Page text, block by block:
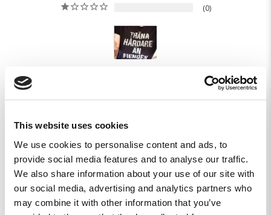
This website uses cookies
We use cookies to personalise content and ads, to
provide social media features and to analyse our traffic.
We also share information about your use of our site with
our social media, advertising and analytics partners who
may combine it with other information that you’ve
0
Recensioner Frågor